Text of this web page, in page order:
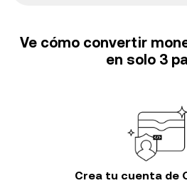
Ve cómo convertir
en solo 3
Crea tu cuenta de